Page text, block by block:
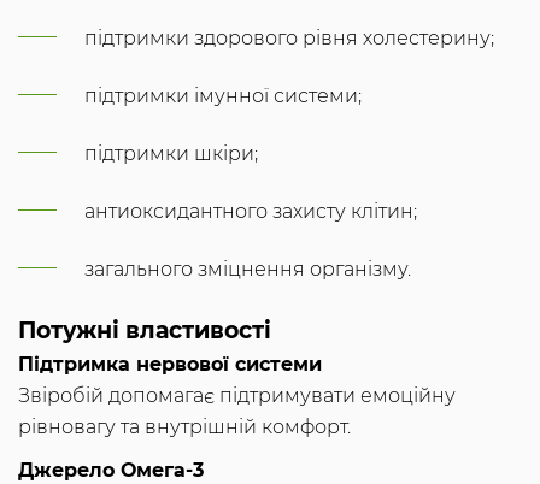
підтримки здорового рівня холестерину;
підтримки імунної системи;
підтримки шкіри;
антиоксидантного захисту клітин;
загального зміцнення організму.
Потужні властивості
Підтримка нервової системи
Звіробій допомагає підтримувати емоційну
рівновагу та внутрішній комфорт.
Джерело Омега-3